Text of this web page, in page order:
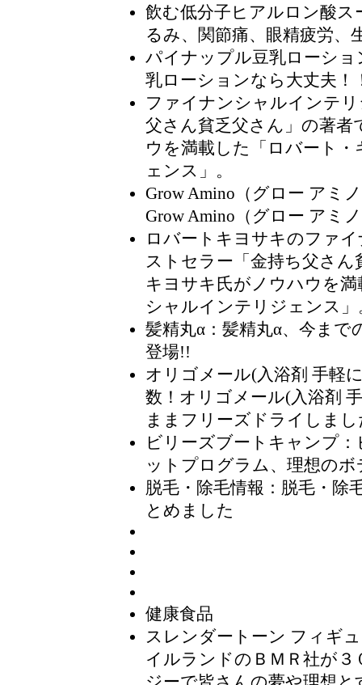
飲む低分子ヒアルロン酸
るみ、関節痛、眼精疲労、
パイナップル豆乳ローショ
乳ローションなら大丈夫！
ファイナンシャルインテ
父さん貧乏父さん」の著
ウを満載した「ロバート
ェンス」。
Grow Amino（グロー アミ
Grow Amino（グロー アミ
ロバートキヨサキのファ
ストセラー「金持ち父さ
キヨサキ氏がノウハウを
シャルインテリジェンス」
髪精丸α ：髪精丸α、今ま
登場!!
オリゴメール(入浴剤 手軽
数！オリゴメール(入浴剤
ままフリーズドライしまし
ビリーズブートキャンプ
ットプログラム、理想の
脱毛・除毛情報 ：脱毛・除
とめました
健康食品
スレンダートーン フィギ
イルランドのＢＭＲ社が